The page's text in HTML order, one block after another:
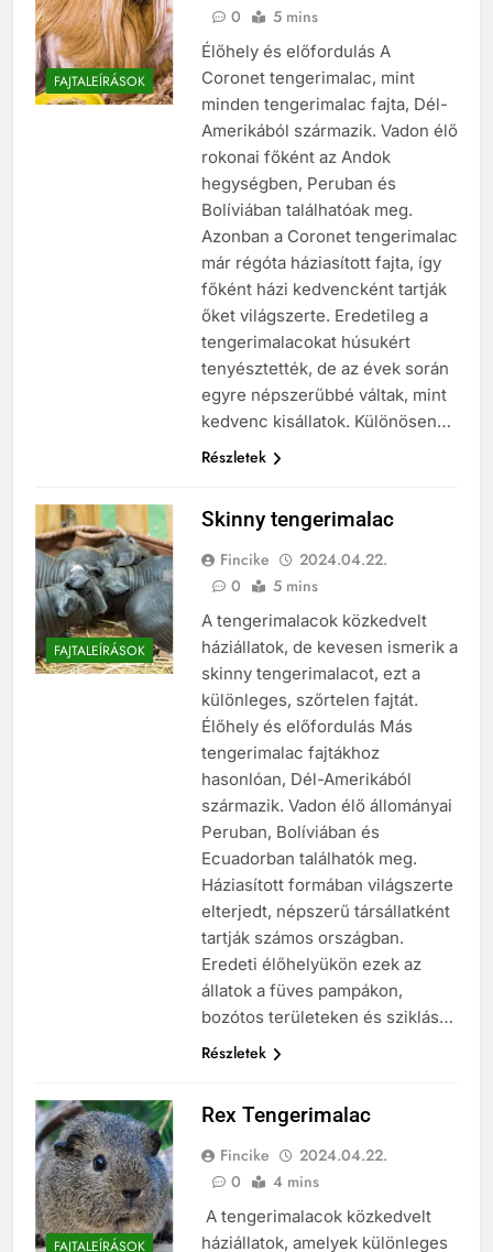
FAJTALEÍRÁSOK
0
5 mins
Élőhely és előfordulás A
Coronet tengerimalac, mint
minden tengerimalac fajta, Dél-
Amerikából származik. Vadon élő
rokonai főként az Andok
hegységben, Peruban és
Bolíviában találhatóak meg.
Azonban a Coronet tengerimalac
már régóta háziasított fajta, így
főként házi kedvencként tartják
őket világszerte. Eredetileg a
tengerimalacokat húsukért
tenyésztették, de az évek során
egyre népszerűbbé váltak, mint
kedvenc kisállatok. Különösen…
Részletek
FAJTALEÍRÁSOK
Skinny tengerimalac
Fincike
2024.04.22.
0
5 mins
A tengerimalacok közkedvelt
háziállatok, de kevesen ismerik a
skinny tengerimalacot, ezt a
különleges, szőrtelen fajtát.
Élőhely és előfordulás Más
tengerimalac fajtákhoz
hasonlóan, Dél-Amerikából
származik. Vadon élő állományai
Peruban, Bolíviában és
Ecuadorban találhatók meg.
Háziasított formában világszerte
elterjedt, népszerű társállatként
tartják számos országban.
Eredeti élőhelyükön ezek az
állatok a füves pampákon,
bozótos területeken és sziklás…
Részletek
FAJTALEÍRÁSOK
Rex Tengerimalac
Fincike
2024.04.22.
0
4 mins
A tengerimalacok közkedvelt
háziállatok, amelyek különleges